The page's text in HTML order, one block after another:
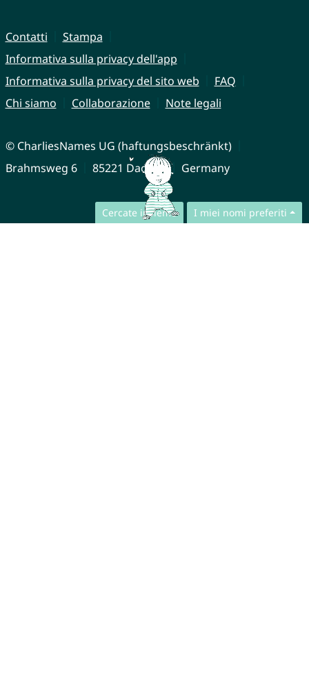
Cercate insieme I miei nomi preferiti
Contatti
Stampa
Informativa sulla privacy dell'app
Informativa sulla privacy del sito web
FAQ
Chi siamo
Collaborazione Note legali
© CharliesNames UG (haftungsbeschränkt)
Brahmsweg 6
85221 Dachau Germany